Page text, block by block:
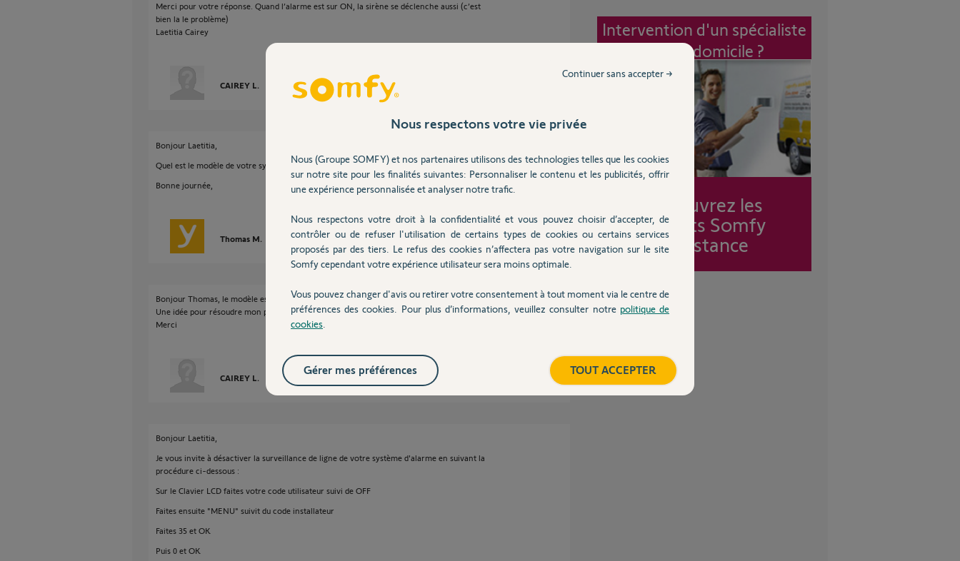
Merci pour votre réponse. Quand l’alarme est sur ON, la sirène se déclenche aussi (c’est
bien la le problème)
Laetitia Cairey
CAIREY L. il y a presque 6 ans
Bonjour Laetitia,
Quel est le modèle de votre système d'alarme ?
Bonne journée,
Thomas M. il y a presque 6 ans
Bonjour Thomas, le modèle est protexial.
Une idée pour résoudre mon problème ?
Merci
CAIREY L. il y a presque 6 ans
Bonjour Laetitia,
Je vous invite à désactiver la surveillance de ligne de votre système d'alarme en suivant la
procédure ci-dessous :
Sur le Clavier LCD faites votre code utilisateur suivi de OFF
Faites ensuite "MENU" suivit du code installateur
Faites 35 et OK
Puis 0 et OK
Intervention d'un spécialiste
à mon domicile ?
Découvrez les
forfaits Somfy
Assistance
Nous respectons votre vie privée
Nous (Groupe SOMFY) et nos partenaires utilisons des technologies telles que les cookies
sur notre site pour les finalités suivantes: Personnaliser le contenu et les publicités, offrir
une expérience personnalisée et analyser notre trafic.
Nous respectons votre droit à la confidentialité et vous pouvez choisir d’accepter, de
contrôler ou de refuser l'utilisation de certains types de cookies ou certains services
proposés par des tiers. Le refus des cookies n’affectera pas votre navigation sur le site
Somfy cependant votre expérience utilisateur sera moins optimale.
Vous pouvez changer d'avis ou retirer votre consentement à tout moment via le centre de
préférences des cookies. Pour plus d’informations, veuillez consulter notre politique de
cookies
Continuer sans accepter →
TOUT ACCEPTER
Gérer mes préférences